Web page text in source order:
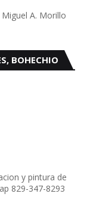
A. Morillo
BOHECHIO
y pintura de
829-347-8293